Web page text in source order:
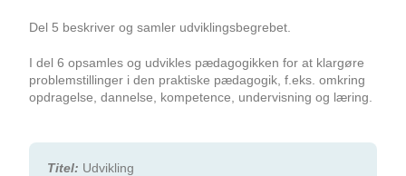
Del 5 beskriver og samler udviklingsbegrebet.
I del 6 opsamles og udvikles pædagogikken for at klargøre
problemstillinger i den praktiske pædagogik, f.eks. omkring
opdragelse, dannelse, kompetence, undervisning og læring.
Titel: Udvikling